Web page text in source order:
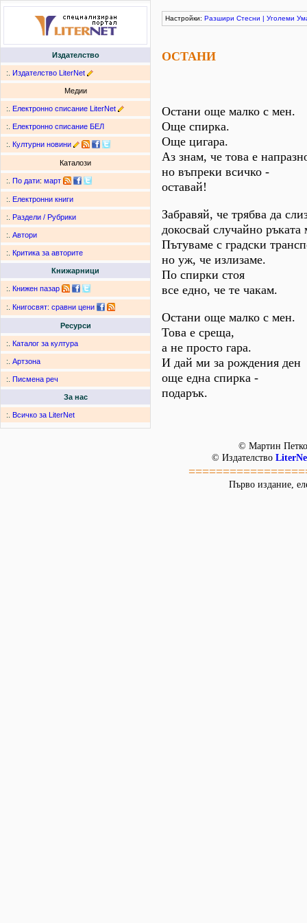
Издателство
:. Издателство LiterNet
Медии
:. Електронно списание LiterNet
:. Електронно списание БЕЛ
:. Културни новини
Каталози
:. По дати: март
:. Електронни книги
:. Раздели / Рубрики
:. Автори
:. Критика за авторите
Книжарници
:. Книжен пазар
:. Книгосвят: сравни цени
Ресурси
:. Каталог за култура
:. Артзона
:. Писмена реч
За нас
:. Всичко за LiterNet
Настройки: Разшири Стесни | Уголеми
ОСТАНИ
Остани още малко с мен.
Още спирка.
Още цигара.
Аз знам, че това е
но въпреки всичко -
оставай!
Забравяй, че трябва да
докосвай случайно ръката
Пътуваме с градски
но уж, че излизаме.
По спирки стоя
все едно, че те чакам.
Остани още малко с мен.
Това е среща,
а не просто гара.
И дай ми за рождения ден
още една спирка -
подарък.
© Мартин
© Издателство
Първо издание,